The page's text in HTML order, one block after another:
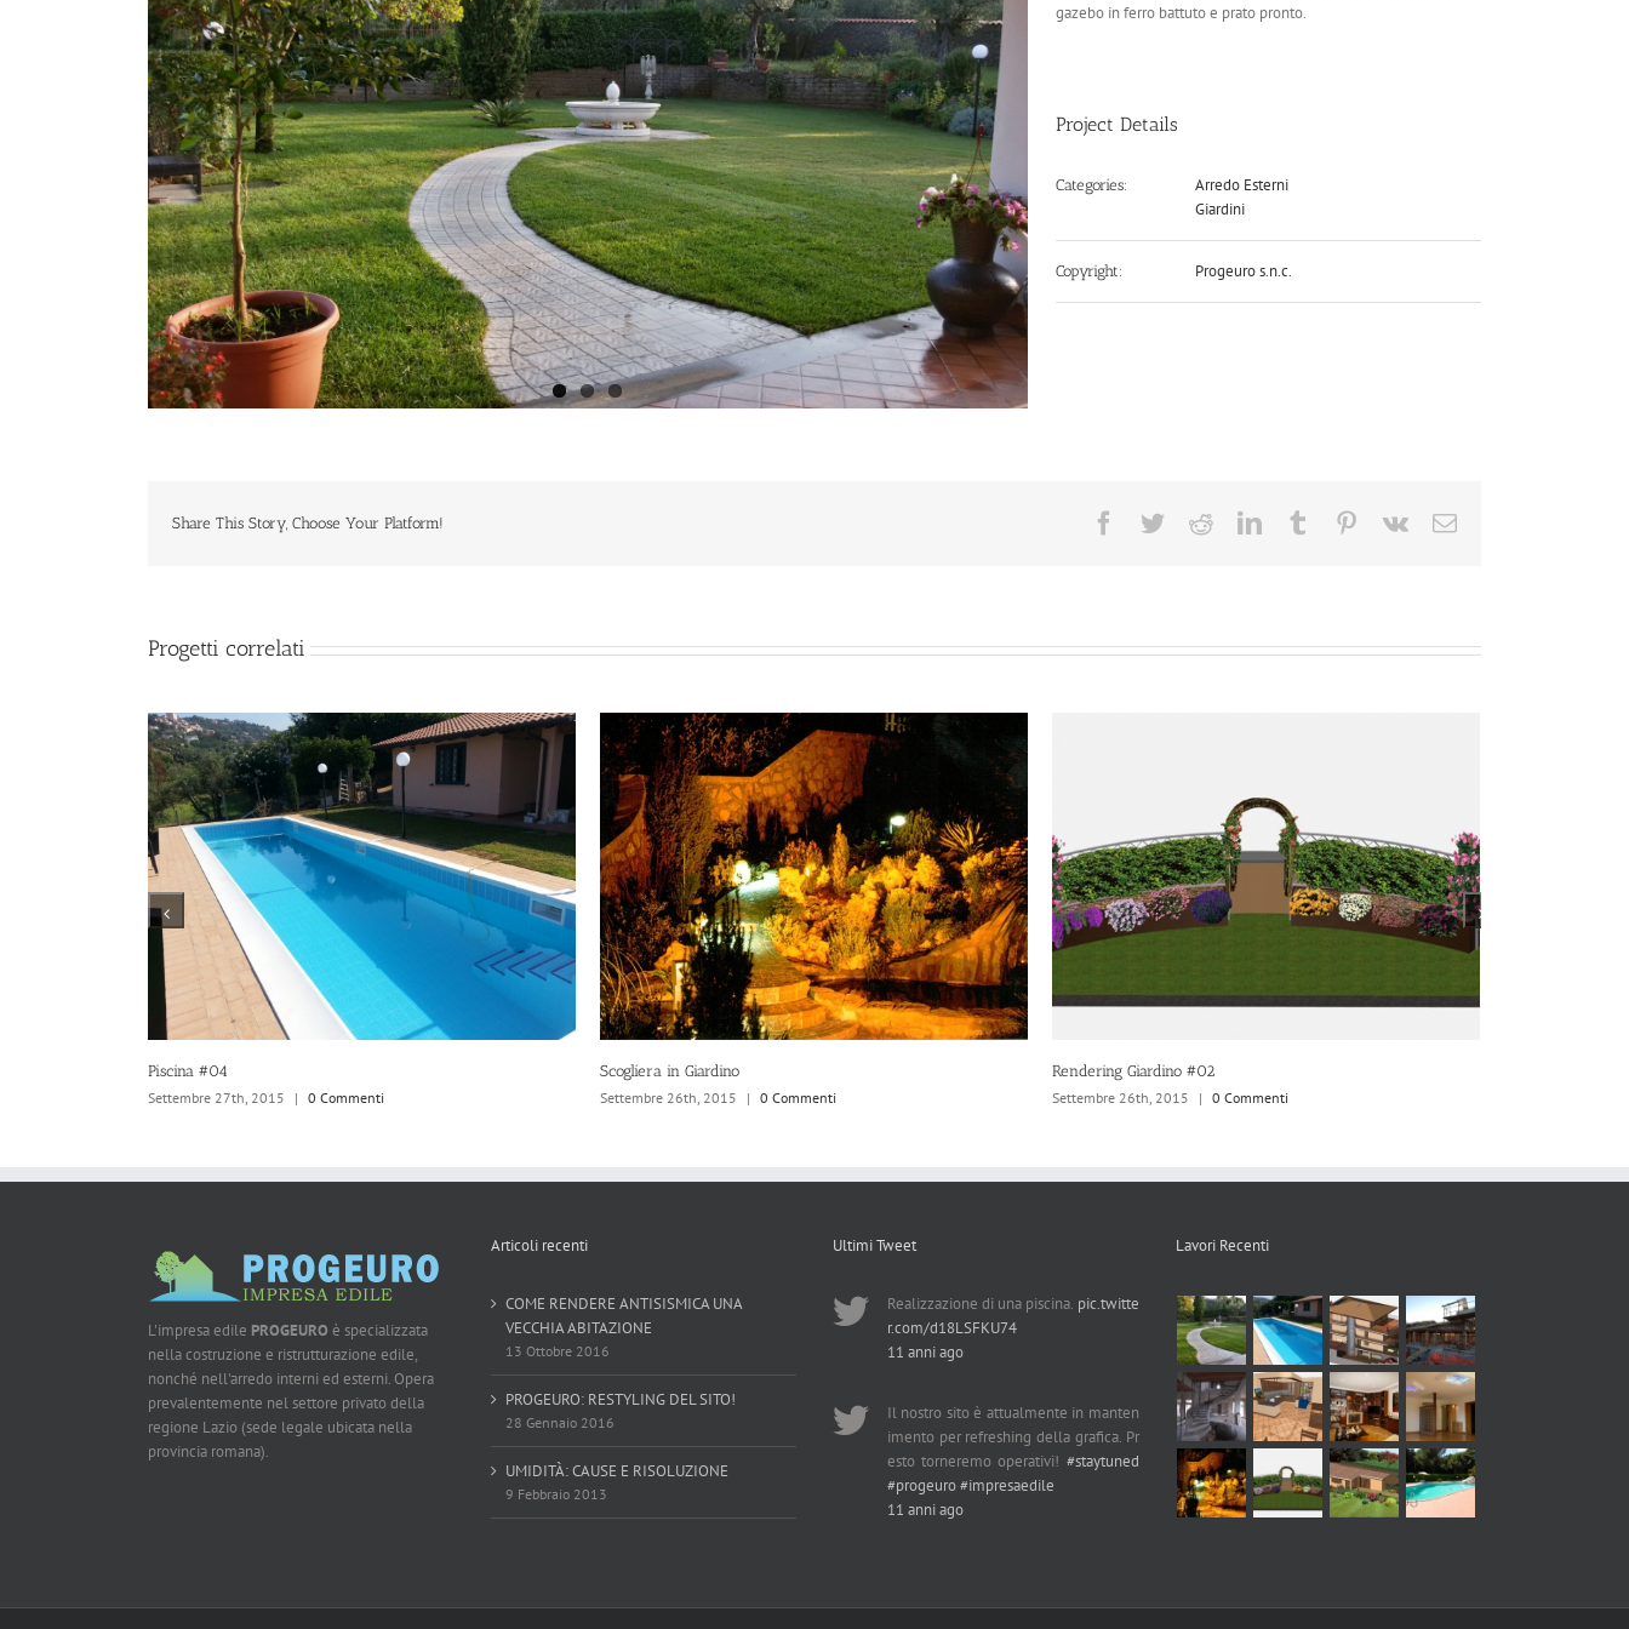
gazebo in ferro battuto e prato pronto.
Project Details
Categories:
Arredo Esterni
Giardini
Copyright: Progeuro s.n.c.
Share This Story, Choose Your Platform! Facebook
TwitterRedditLinkedIn
TumblrPinterest
Vk Email
Progetti correlati
Rendering Giardino #02
Settembre 26th, 2015 | 0 Commenti
Rendering Giardino #01
Settembre 26th, 2015 | 0 Commenti
Piscina #03
Settembre 26th, 2015 | 0 Commenti
L'impresa edile PROGEURO è specializzata
nella costruzione e ristrutturazione edile,
nonché nell'arredo interni ed esterni. Opera
prevalentemente nel settore privato della
regione Lazio (sede legale ubicata nella
provincia romana).
Articoli recenti
COME RENDERE ANTISISMICA UNA
VECCHIA ABITAZIONE
13 Ottobre 2016
PROGEURO: RESTYLING DEL SITO!
28 Gennaio 2016
UMIDITÀ: CAUSE E RISOLUZIONE
9 Febbraio 2013
Ultimi Tweet
Realizzazione di una piscina. pic.twitte
r.com/d18LSFKU74
11 anni ago
Il nostro sito è attualmente in manten
imento per refreshing della grafica. Pr
esto torneremo operativi! #staytuned
#progeuro#impresaedile
11 anni ago
Lavori Recenti